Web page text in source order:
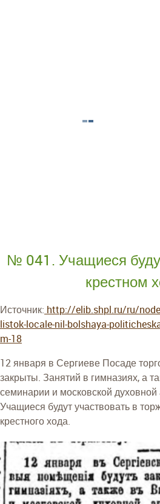
№ 041. Учащиеся
крестном
Источник: http://elib.shpl.ru/ru/
listok-locale-nil-bolshaya-
m-18
12 января в Сергиеве Посаде
закрыты. Занятий в гимназиях, а
семинарии и московской духовной
Учащиеся будут участвовать в
крестного хода.